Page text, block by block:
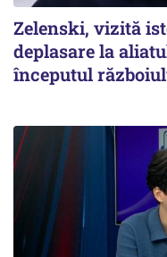
Zelenski, vizită
deplasare la
începutul